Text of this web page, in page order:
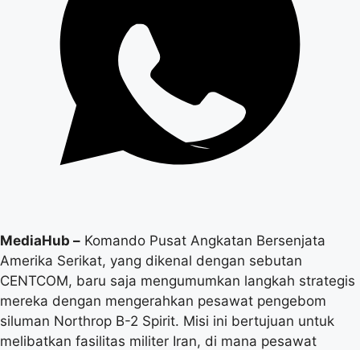
MediaHub – Komando Pusat Angkatan Bersenjata
Amerika Serikat, yang dikenal dengan sebutan
CENTCOM, baru saja mengumumkan langkah strategis
mereka dengan mengerahkan pesawat pengebom
siluman Northrop B-2 Spirit. Misi ini bertujuan untuk
melibatkan fasilitas militer Iran, di mana pesawat